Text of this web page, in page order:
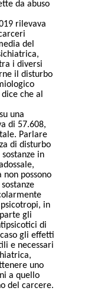
da abuso
rilevava
del
i diversi
il disturbo
che al
una
di 57.608,
Parlare
di disturbo
in
possono
in
gli
di
gli effetti
e necessari
uno
a quello
del carcere.